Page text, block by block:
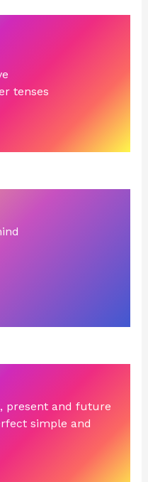
tenses
present and future
simple and